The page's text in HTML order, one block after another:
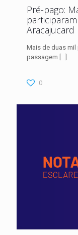
Pré-pago:
Aracajucard
Mais de duas
passagem
0